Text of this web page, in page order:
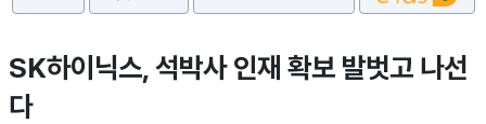
SK하이닉스, 석박사 인재 확보 발벗고 나선
다